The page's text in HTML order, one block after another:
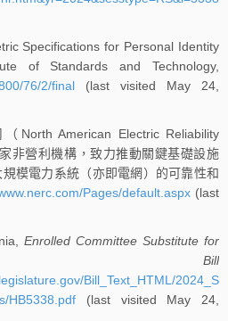
Specifications for Personal Identity
of Standards and Technology,
76/2/final (last visited May 24,
North American Electric Reliability
非營利機構，致力推動關鍵基礎設施
模電力系統（亦即電網）的可靠性和
Pages/default.aspx(last
Enrolled Committee Substitute for
Bill
Bill_Text_HTML/2024_S
HB5338.pdf (last visited May 24,